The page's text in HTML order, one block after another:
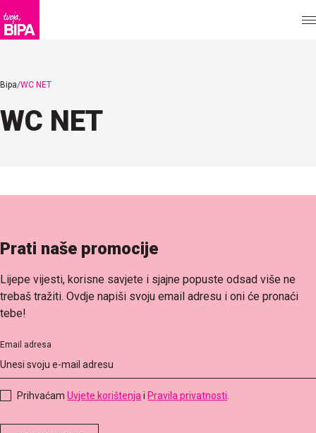
Bipa WC NET
WC NET
Prati naše promocije
Lijepe vijesti, korisne savjete i sjajne popuste odsad više ne
trebaš tražiti. Ovdje napiši svoju email adresu i oni će pronaći
tebe!
Email adresa
Prihvaćam Uvjete korištenja i Pravila privatnosti